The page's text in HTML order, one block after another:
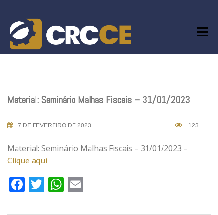
content
Material: Seminário Malhas Fiscais – 31/01/2023
7 DE FEVEREIRO DE 2023 123
Material: Seminário Malhas Fiscais – 31/01/2023 –
Clique aqui
Facebook
TwitterWhatsApp